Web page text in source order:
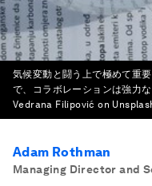
気候変動と闘う上で極めて重
で、コラボレーションは強力な
Vedrana Filipović on
Adam Rothman
Managing Director and